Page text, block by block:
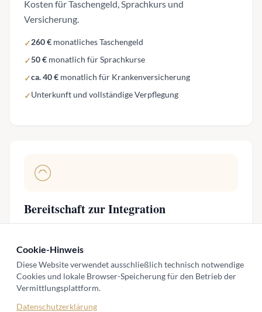
Kosten für Taschengeld, Sprachkurs und
Versicherung.
✓260 € monatliches Taschengeld
✓50 € monatlich für Sprachkurse
✓ca. 40 € monatlich für Krankenversicherung
✓Unterkunft und vollständige Verpflegung
Bereitschaft zur Integration
vorübergehendes Familienmitglied.
✓Gemeinsame Mahlzeiten und Familienaktivitäten
✓Geduld bei kulturellen Unterschieden und
Cookie-Hinweis
Diese Website verwendet ausschließlich technisch notwendige
Cookies und lokale Browser-Speicherung für den Betrieb der
Vermittlungsplattform.
Datenschutzerklärung